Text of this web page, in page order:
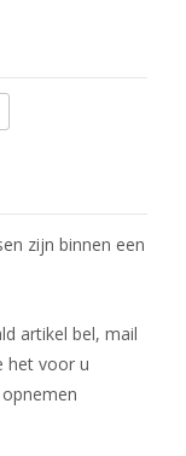
zijn binnen een
artikel bel, mail
het voor u